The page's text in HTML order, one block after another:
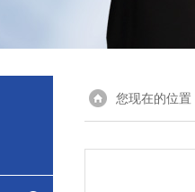
您现在的位置